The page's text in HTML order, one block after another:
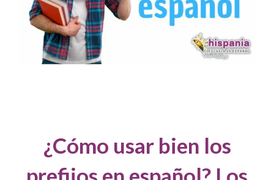
¿Cómo usar bien los